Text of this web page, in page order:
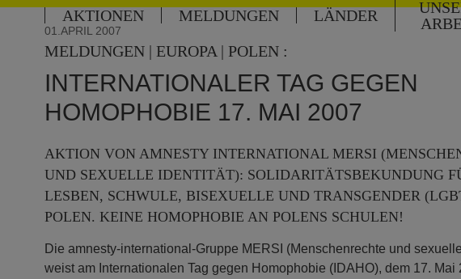
AKTIONEN MELDUNGEN LÄNDER
01.APRIL 2007
MELDUNGEN | EUROPA | POLEN :
INTERNATIONALER TAG GEGEN
HOMOPHOBIE 17. MAI 2007
AKTION VON AMNESTY INTERNATIONAL MERSI
UND SEXUELLE IDENTITÄT): SOLIDARITÄTSBEKUNDUNG
LESBEN, SCHWULE, BISEXUELLE UND TRANSGENDER
POLEN. KEINE HOMOPHOBIE AN POLENS SCHULEN!
Die amnesty-international-Gruppe MERSI (Menschenrechte und
weist am Internationalen Tag gegen Homophobie (IDAHO), dem 17. Mai